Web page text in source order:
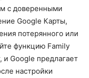
с доверенными
Google Карты,
потерянного или
функцию Family
и Google предлагает
настройки